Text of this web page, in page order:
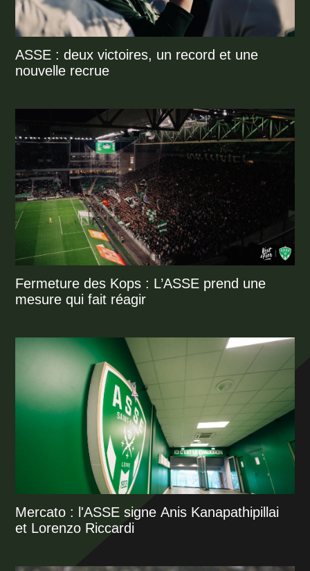
ASSE : deux victoires, un record et une
nouvelle recrue
Fermeture des Kops : L’ASSE prend une
mesure qui fait réagir
Mercato : l'ASSE signe Anis Kanapathipillai
et Lorenzo Riccardi